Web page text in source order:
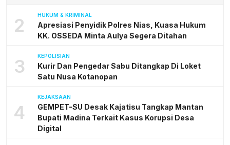
2 HUKUM & KRIMINAL
Apresiasi Penyidik Polres Nias, Kuasa Hukum
KK. OSSEDA Minta Aulya Segera Ditahan
3 KEPOLISIAN
Kurir Dan Pengedar Sabu Ditangkap Di Loket
Satu Nusa Kotanopan
4
KEJAKSAAN
GEMPET-SU Desak Kajatisu Tangkap Mantan
Bupati Madina Terkait Kasus Korupsi Desa
Digital